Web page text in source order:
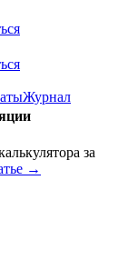
Журнал
за
→